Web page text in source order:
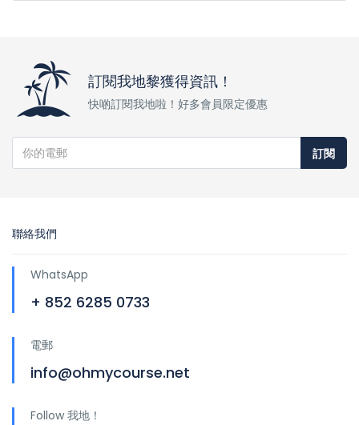
訂閱我地黎獲得資訊！
快啲訂閱我地啦！好多會員限定優惠
訂閱
聯絡我們
WhatsApp
+ 852 6285 0733
電郵
info@ohmycourse.net
Follow 我地！